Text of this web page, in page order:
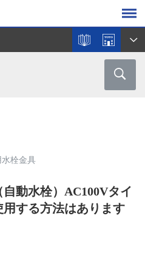
栓金具
動水栓）AC100Vタイ
する方法はあります